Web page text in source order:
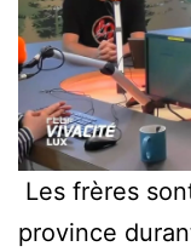
Les frères
province